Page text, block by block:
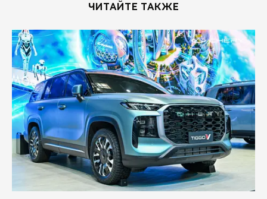
ЧИТАЙТЕ ТАКЖЕ